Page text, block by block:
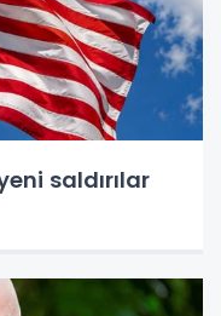
saldırılar